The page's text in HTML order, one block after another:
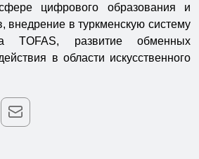
цифрового образования и
внедрение в туркменскую систему
TOFAS, развитие обменных
в области искусственного